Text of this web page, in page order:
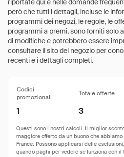
riportate qui e nelle domande
però che tutti i dettagli, incluse le
programmi dei negozi, le regole, le
programmi a premi, sono forniti solo
di modifiche e potrebbero essere
consultare il sito del negozio per
recenti e i dettagli completi.
Codici
promozionali
Totale offerte
1 3